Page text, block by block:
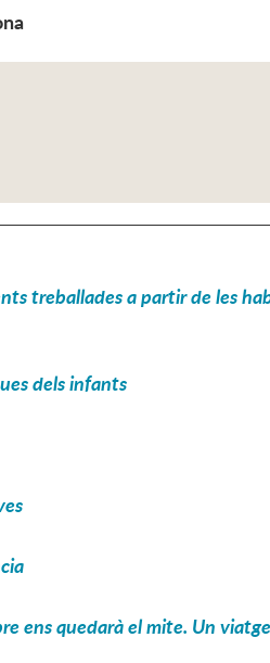
treballades a partir de les
dels infants
ens quedarà el mite. Un